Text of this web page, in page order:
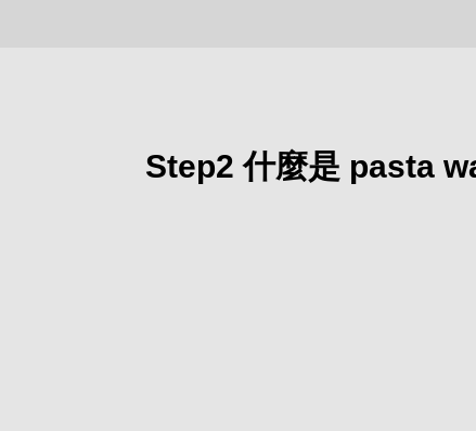
Step2 什麼是 pasta